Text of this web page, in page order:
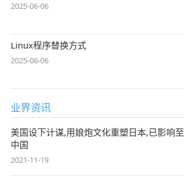
2025-06-06
Linux程序替换方式
2025-06-06
业界资讯
美国设下计谋,用娘炮文化重塑日本,已影响至
中国
2021-11-19